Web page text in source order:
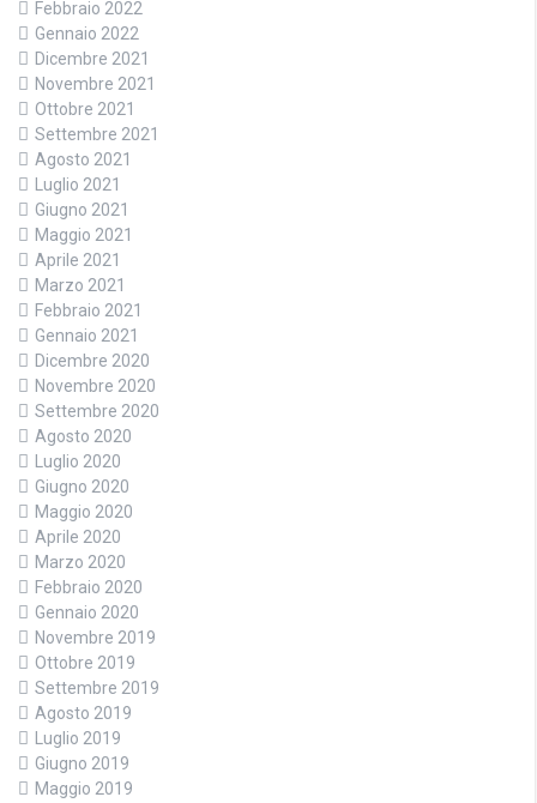
Febbraio 2022
Gennaio 2022
Dicembre 2021
Novembre 2021
Ottobre 2021
Settembre 2021
Agosto 2021
Luglio 2021
Giugno 2021
Maggio 2021
Aprile 2021
Marzo 2021
Febbraio 2021
Gennaio 2021
Dicembre 2020
Novembre 2020
Settembre 2020
Agosto 2020
Luglio 2020
Giugno 2020
Maggio 2020
Aprile 2020
Marzo 2020
Febbraio 2020
Gennaio 2020
Novembre 2019
Ottobre 2019
Settembre 2019
Agosto 2019
Luglio 2019
Giugno 2019
Maggio 2019